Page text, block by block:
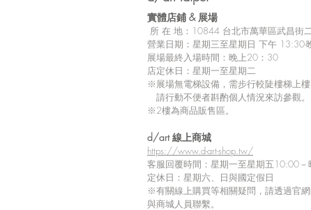
撰寫留言......
實體店鋪 & 展場
所 在 地：10844 台北市萬華區武昌街
營業日期：星期三至星期日 下午 13:30-
展場最終入場時間：晚上20：30
店定休日：星期一至星期二
※展場無電梯設備，需步行較陡樓梯上樓
請行動不便者斟酌個人情況來訪參觀。
※2樓為商品販售區。
d/art 線上商城
https://www.d-art-shop.tw/
客服回覆時間：星期一至星期五10:00
定休日：星期六、日與國定假日
※有關線上購買等相關疑問，請透過官
與商城人員聯繫。